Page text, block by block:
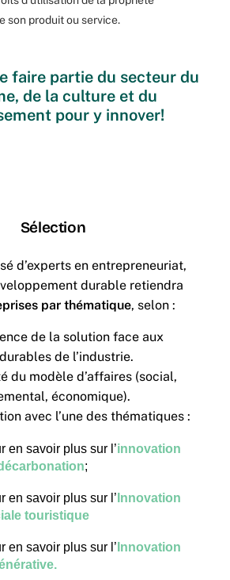
son produit ou service.
faire partie du secteur du
de la culture et du
pour y innover!
Sélection
d’experts en entrepreneuriat,
durable retiendra
par thématique, selon :
de la solution face aux
de l’industrie.
du modèle d’affaires (social,
économique).
avec l’une des thématiques :
en savoir plus sur l’innovation
;
en savoir plus sur l’ Innovation
touristique
en savoir plus sur l’ Innovation